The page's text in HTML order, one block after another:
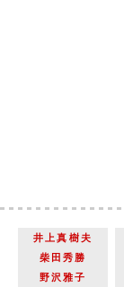
井上真樹夫
柴田秀勝
野沢雅子